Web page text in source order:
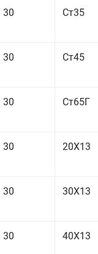
30 Ст35
30 Ст45
30 Ст65Г
30 20Х13
30 30Х13
30 40Х13